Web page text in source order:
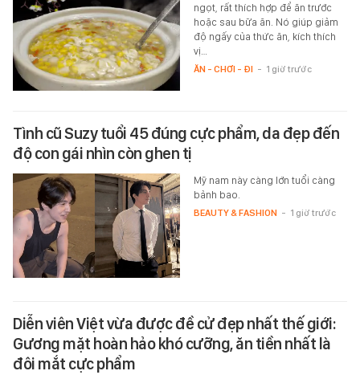
ngọt, rất thích hợp để ăn trước
hoặc sau bữa ăn. Nó giúp giảm
độ ngấy của thức ăn, kích thích
vị…
ĂN - CHƠI - ĐI - 1 giờ trước
Tình cũ Suzy tuổi 45 đúng cực phẩm, da đẹp đến
độ con gái nhìn còn ghen tị
Mỹ nam này càng lớn tuổi càng
bảnh bao.
BEAUTY & FASHION - 1 giờ trước
Diễn viên Việt vừa được đề cử đẹp nhất thế giới:
Gương mặt hoàn hảo khó cưỡng, ăn tiền nhất là
đôi mắt cực phẩm